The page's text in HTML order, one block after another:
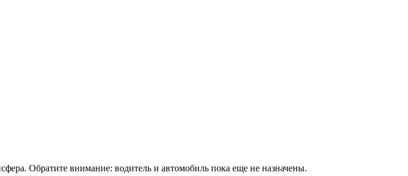
Обратите внимание: водитель и автомобиль пока еще не назначены.